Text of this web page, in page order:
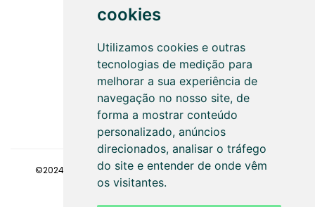
cookies
Utilizamos cookies e outras
tecnologias de medição para
melhorar a sua experiência de
navegação no nosso site, de
forma a mostrar conteúdo
personalizado, anúncios
direcionados, analisar o tráfego
do site e entender de onde vêm
os visitantes.
SEGUE-NOS
©2024 Faaz - Gestão de condomínios. Todos os direitos
reservados